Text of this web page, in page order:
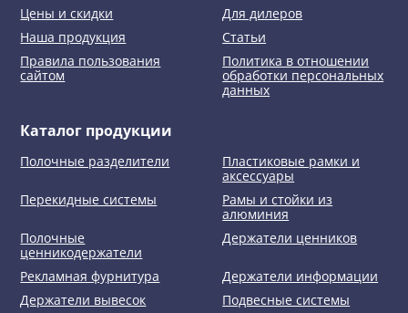
Цены и скидки
Для дилеров
Наша продукция
Статьи
Правила пользования
сайтом
Политика в отношении
обработки персональных
данных
Каталог продукции
Полочные разделители
Пластиковые рамки и
аксессуары
Перекидные системы
Рамы и стойки из
алюминия
Полочные
ценникодержатели
Держатели ценников
Рекламная фурнитура
Держатели информации
Держатели вывесок
Подвесные системы